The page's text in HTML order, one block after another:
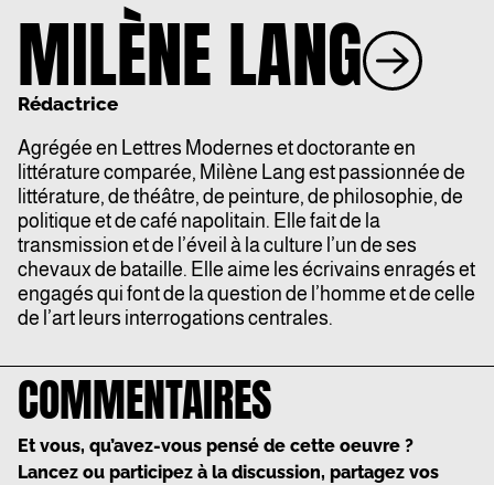
MILÈNE LANG
Rédactrice
Agrégée en Lettres Modernes et doctorante en
littérature comparée, Milène Lang est passionnée de
littérature, de théâtre, de peinture, de philosophie, de
politique et de café napolitain. Elle fait de la
transmission et de l’éveil à la culture l’un de ses
chevaux de bataille. Elle aime les écrivains enragés et
engagés qui font de la question de l’homme et de celle
de l’art leurs interrogations centrales.
COMMENTAIRES
Et vous, qu’avez-vous pensé de cette oeuvre ?
Lancez ou participez à la discussion, partagez vos